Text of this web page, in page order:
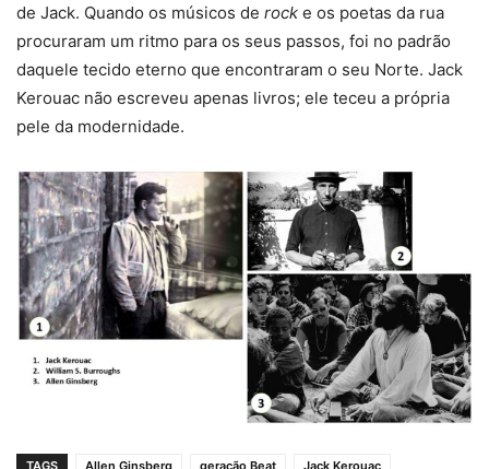
de Jack. Quando os músicos de rock e os poetas da rua
procuraram um ritmo para os seus passos, foi no padrão
daquele tecido eterno que encontraram o seu Norte. Jack
Kerouac não escreveu apenas livros; ele teceu a própria
pele da modernidade.
TAGS Allen Ginsberg geração Beat
Jack Kerouac